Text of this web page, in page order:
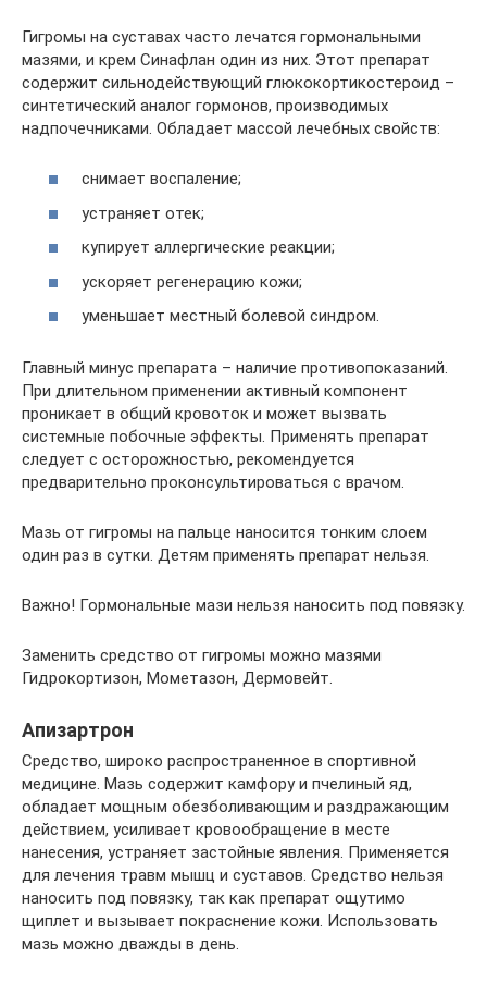
Гигромы на суставах часто лечатся гормональными
мазями, и крем Синафлан один из них. Этот препарат
содержит сильнодействующий глюкокортикостероид –
синтетический аналог гормонов, производимых
надпочечниками. Обладает массой лечебных свойств:
снимает воспаление;
устраняет отек;
купирует аллергические реакции;
ускоряет регенерацию кожи;
уменьшает местный болевой синдром.
Главный минус препарата – наличие противопоказаний.
При длительном применении активный компонент
проникает в общий кровоток и может вызвать
системные побочные эффекты. Применять препарат
следует с осторожностью, рекомендуется
предварительно проконсультироваться с врачом.
Мазь от гигромы на пальце наносится тонким слоем
один раз в сутки. Детям применять препарат нельзя.
Важно! Гормональные мази нельзя наносить под повязку.
Заменить средство от гигромы можно мазями
Гидрокортизон, Мометазон, Дермовейт.
Апизартрон
Средство, широко распространенное в спортивной
медицине. Мазь содержит камфору и пчелиный яд,
обладает мощным обезболивающим и раздражающим
действием, усиливает кровообращение в месте
нанесения, устраняет застойные явления. Применяется
для лечения травм мышц и суставов. Средство нельзя
наносить под повязку, так как препарат ощутимо
щиплет и вызывает покраснение кожи. Использовать
мазь можно дважды в день.